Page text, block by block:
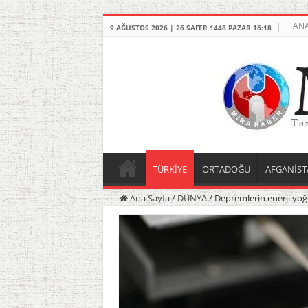
9 AĞUSTOS 2026 | 26 SAFER 1448 PAZAR 16:18
TÜRKİYE ORTADOĞU
Ana Sayfa/DÜNYA/ Depremlerin enerji